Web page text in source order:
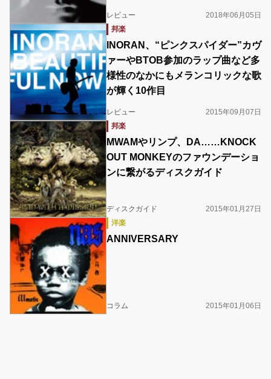
レビュー
2018年06月05日
邦楽
INORAN、“ピンクスパイダー”カヴ
ァーやBTOB参加のラップ曲など多
様性のなかにもメランコリックな歌
が輝く10作目
レビュー
2015年09月07日
邦楽
MWAMやリンプ、DA……KNOCK
OUT MONKEYのファウンデーショ
ンに繋がるディスクガイド
ディスクガイド
2015年01月27日
洋楽
ANNIVERSARY
コラム 2015年01月06日